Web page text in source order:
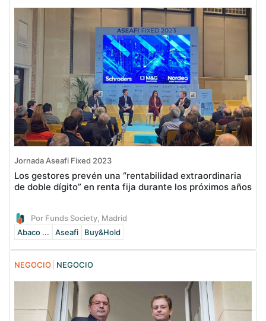
Jornada Aseafi Fixed 2023
Los gestores prevén una “rentabilidad extraordinaria
de doble dígito” en renta fija durante los próximos años
Por Funds Society, Madrid
Abaco ...
Aseafi Buy&Hold
NEGOCIO NEGOCIO